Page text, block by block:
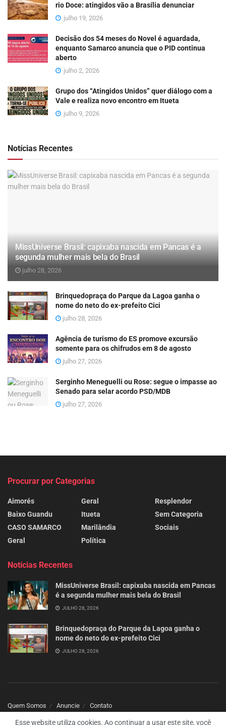
rio Doce: atingidos vão a Brasília denunciar
julho 19, 2026
Decisão dos 54 meses do Novel é aguardada,
enquanto Samarco anuncia que o PID continua
aberto
julho 2, 2026
Grupo dos “Atingidos Unidos” quer diálogo com a
Vale e realiza novo encontro em Itueta
julho 9, 2026
Notícias Recentes
MissUniverse Brasil: capixaba nascida em Pancas é a
segunda mulher mais bela do Brasil
julho 28, 2026
Brinquedopraça do Parque da Lagoa ganha o
nome do neto do ex-prefeito Cici
julho 28, 2026
Agência de turismo do ES promove excursão
somente para os chifrudos em 8 de agosto
julho 27, 2026
Serginho Meneguelli ou Rose: segue o impasse ao
Senado para selar acordo PSD/MDB
julho 27, 2026
Procurar por Categorias
Aimorés
Baixo Guandu
CASO SAMARCO
Geral
Geral
Itueta
Marilândia
Política
Resplendor
Sem Categoria
Sociais
Notícias Recentes
MissUniverse Brasil: capixaba nascida em Pancas
é a segunda mulher mais bela do Brasil
JULHO 28, 2026
Brinquedopraça do Parque da Lagoa ganha o
nome do neto do ex-prefeito Cici
JULHO 28, 2026
Quem Somos Anuncie Contato
Esse website utiliza cookies. Ao continuar a usar este site, você